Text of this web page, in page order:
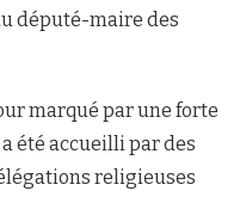
député-maire des
marqué par une forte
été accueilli par des
religieuses